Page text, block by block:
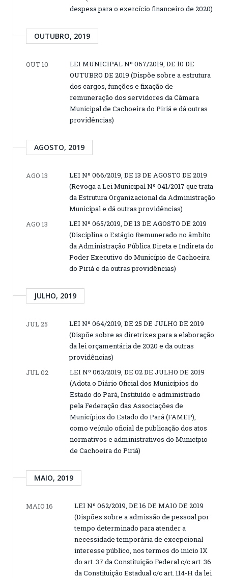
despesa para o exercício financeiro de 2020)
OUTUBRO, 2019
OUT 10
LEI MUNICIPAL Nº 067/2019, DE 10 DE
OUTUBRO DE 2019 (Dispõe sobre a estrutura
dos cargos, funções e fixação de
remuneração dos servidores da Câmara
Municipal de Cachoeira do Piriá e dá outras
providências)
AGOSTO, 2019
AGO 13
LEI Nº 066/2019, DE 13 DE AGOSTO DE 2019
(Revoga a Lei Municipal Nº 041/2017 que trata
da Estrutura Organizacional da Administração
Municipal e dá outras providências)
AGO 13
LEI Nº 065/2019, DE 13 DE AGOSTO DE 2019
(Disciplina o Estágio Remunerado no âmbito
da Administração Pública Direta e Indireta do
Poder Executivo do Município de Cachoeira
do Piriá e da outras providências)
JULHO, 2019
JUL 25
LEI Nº 064/2019, DE 25 DE JULHO DE 2019
(Dispõe sobre as diretrizes para a elaboração
da lei orçamentária de 2020 e da outras
providências)
JUL 02
LEI Nº 063/2019, DE 02 DE JULHO DE 2019
(Adota o Diário Oficial dos Municípios do
Estado do Pará, Instituído e administrado
pela Federação das Associações de
Municípios do Estado do Pará (FAMEP),
como veículo oficial de publicação dos atos
normativos e administrativos do Município
de Cachoeira do Piriá)
MAIO, 2019
MAIO 16
LEI Nº 062/2019, DE 16 DE MAIO DE 2019
(Dispões sobre a admissão de pessoal por
tempo determinado para atender a
necessidade temporária de excepcional
interesse público, nos termos do inicio IX
do art. 37 da Constituição Federal c/c art. 36
da Constituição Estadual c/c art. 114-H da lei